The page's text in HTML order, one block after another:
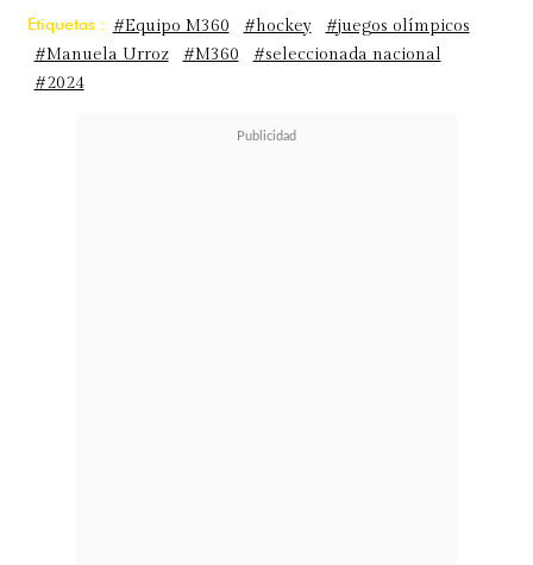
Etiquetas : #Equipo M360 #hockey
#juegos olímpicos
#Manuela Urroz
#M360
#seleccionada nacional
#2024